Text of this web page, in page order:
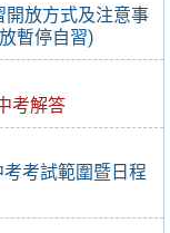
放方式及注意事
暫停自習)
考解答
考試範圍暨日程